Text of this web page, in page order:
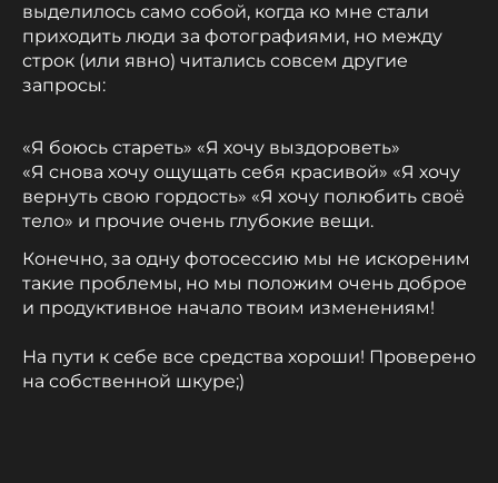
выделилось само собой, когда ко мне стали
приходить люди за фотографиями, но между
строк (или явно) читались совсем другие
запросы:
«Я боюсь стареть» «Я хочу выздороветь»
«Я снова хочу ощущать себя красивой» «Я хочу
вернуть свою гордость» «Я хочу полюбить своё
тело» и прочие очень глубокие вещи.
Конечно, за одну фотосессию мы не искореним
такие проблемы, но мы положим очень доброе
и продуктивное начало твоим изменениям!
На пути к себе все средства хороши! Проверено
на собственной шкуре;)